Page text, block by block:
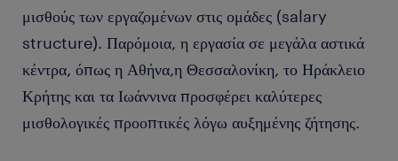
μισθούς των εργαζομένων στις ομάδες (salary
structure). Παρόμοια, η εργασία σε μεγάλα αστικά
κέντρα, όπως η Αθήνα,η Θεσσαλονίκη, το Ηράκλειο
Κρήτης και τα Ιωάννινα προσφέρει καλύτερες
μισθολογικές προοπτικές λόγω αυξημένης ζήτησης.